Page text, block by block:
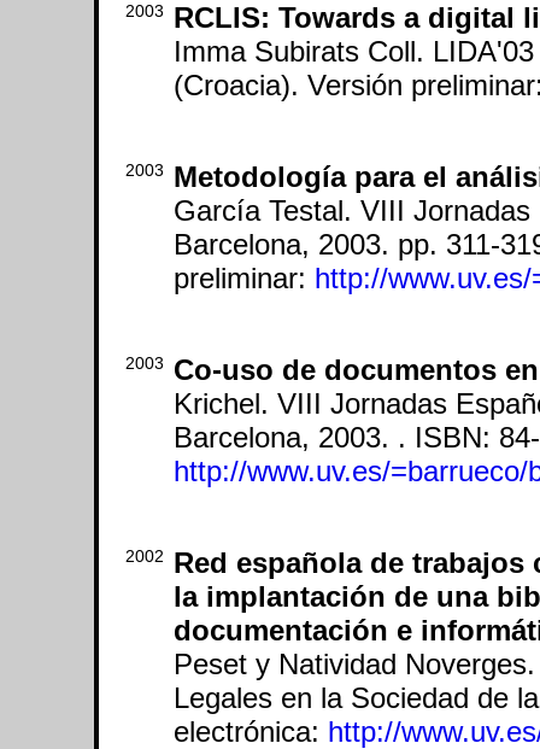
2003
RCLIS: Towards a digital
Imma Subirats Coll.
(Croacia). Versión
2003
Metodología para el
García Testal. VIII
Barcelona, 2003. pp. 311-
preliminar: http://
2003
Co-uso de documentos
Krichel. VIII Jornadas
Barcelona, 2003. . ISBN:
http://www.uv.es/=barrueco/
2002
Red española de
la implantación de una
documentación e
Peset y Natividad
Legales en la Sociedad de
electrónica: http://